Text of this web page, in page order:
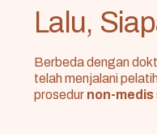
Lalu,
Berbeda dengan
telah menjalani
prosedur non-medis